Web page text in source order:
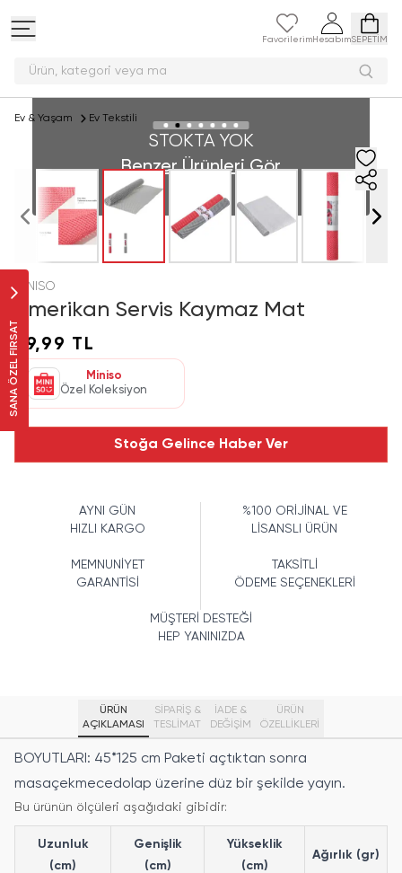
Favorilerim HesabımSEPETİM
Ürün, kategori vey
SANA ÖZEL FIRSAT
Ev & Yaşam Ev Tekstili
STOKTA YOK
Benzer Ürünleri Gör
MINISO
Amerikan Servis Kaymaz Mat
59,99 TL
Miniso
Özel Koleksiyon
Stoğa Gelince Haber Ver
AYNI GÜN
HIZLI KARGO
%100 ORİJİNAL VE
LİSANSLI ÜRÜN
MEMNUNİYET
GARANTİSİ
TAKSİTLİ
ÖDEME SEÇENEKLERİ
MÜŞTERİ DESTEĞİ
HEP YANINIZDA
ÜRÜN
AÇIKLAMASI
SİPARİŞ &
TESLİMAT
İADE &
DEĞİŞİM
ÜRÜN
ÖZELLIKLERI
BOYUTLARI: 45*125 cm Paketi açtıktan sonra
masaçekmecedolap üzerine düz bir şekilde yayın.
Bu ürünün ölçüleri aşağıdaki gibidir:
Uzunluk
(cm)
Genişlik
(cm)
Yükseklik
(cm)
Ağırlık (gr)